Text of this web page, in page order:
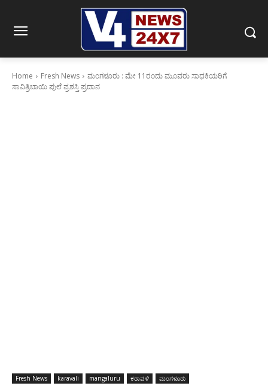
Home Fresh News
ಮಂಗಳೂರು : ಮೇ 11ರಂದು ಮೂವರು ಸಾಧಕಿಯರಿಗೆ
ಸಾವಿತ್ರಿಬಾಯಿ ಪುಲೆ ಪ್ರಶಸ್ತಿ ಪ್ರದಾನ
Fresh News karavali mangaluru ಕರಾವಳಿ ಮಂಗಳೂರು